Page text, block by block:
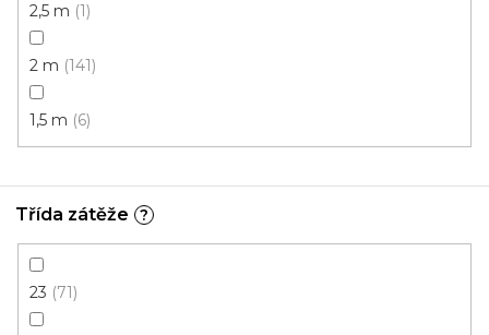
2,5 m 1
2 m 141
1,5 m 6
Třída zátěže ?
23 71
PVC podlaha INOTEX 33-64 *
299 Kč
404 Kč
2 m